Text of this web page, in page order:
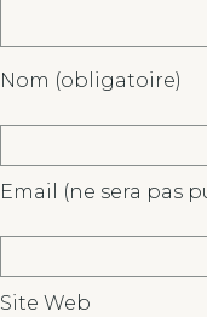
Nom (obligatoire)
Email (ne sera pas
Site Web